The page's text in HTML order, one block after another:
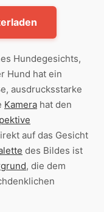
Hundegesichts,
Hund hat ein
ausdrucksstarke
Kamera hat den
auf das Gesicht
des Bildes ist
, die dem